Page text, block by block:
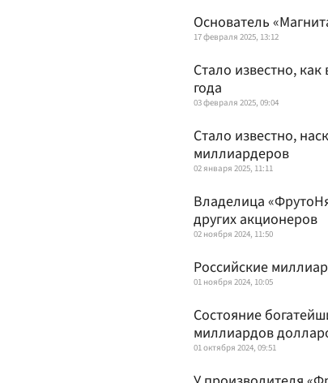
Основатель
17 февраля 2025, 13:12
Стало известно,
года
03 февраля 2025, 09:04
Стало известно,
миллиардеров
02 января 2025, 11:11
Владелица
других акционеров
02 ноября 2024, 11:50
Российские
01 ноября 2024, 10:05
Состояние
миллиардов
01 октября 2024, 09:51